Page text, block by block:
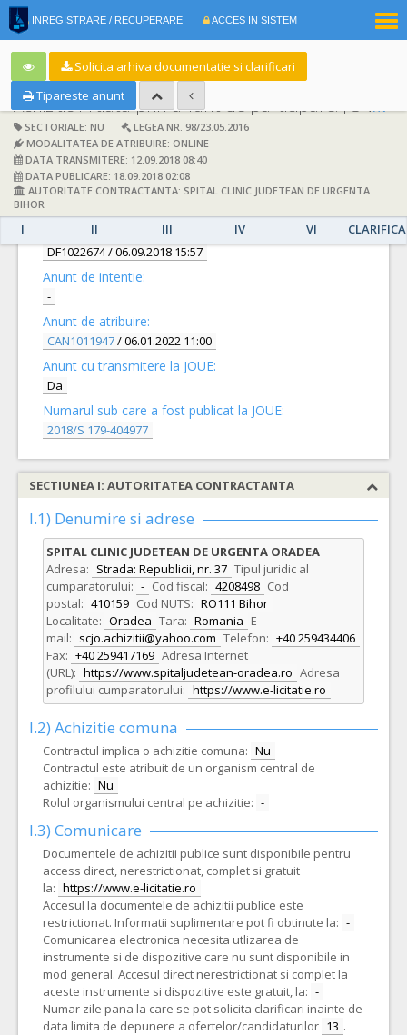
INREGISTRARE / RECUPERARE ACCES IN SISTEM
Solicita arhiva documentatie si clarificari
Tipareste anunt
Achizitie initiata prin anunt de participare:[CN1004128] -
SECTORIALE: NU
LEGEA NR. 98/23.05.2016
MODALITATEA DE ATRIBUIRE: ONLINE
DATA TRANSMITERE: 12.09.2018 08:40
DATA PUBLICARE: 18.09.2018 02:08
AUTORITATE CONTRACTANTA: SPITAL CLINIC JUDETEAN DE URGENTA
BIHOR
I II III IV VI
DETALII
Documentatie de atribuire:
DF1022674/ 06.09.2018 15:57
Anunt de intentie:
-
Anunt de atribuire:
CAN1011947/ 06.01.2022 11:00
Anunt cu transmitere la JOUE:
Da
Numarul sub care a fost publicat la JOUE:
2018/S 179-404977
SECTIUNEA I: AUTORITATEA CONTRACTANTA
I.1) Denumire si adrese
SPITAL CLINIC JUDETEAN DE URGENTA ORADEA
Adresa: Strada: Republicii, nr. 37 Tipul juridic al
cumparatorului: - Cod fiscal: 4208498 Cod
postal: 410159 Cod NUTS: RO111 Bihor
Localitate: Oradea Tara: Romania E-
mail: scjo.achizitii@yahoo.com Telefon: +40 259434406
Fax: +40 259417169 Adresa Internet
(URL): https://www.spitaljudetean-oradea.ro Adresa
profilului cumparatorului: https://www.e-licitatie.ro
I.2) Achizitie comuna
Contractul implica o achizitie comuna: Nu
Contractul este atribuit de un organism central de
achizitie: Nu
Rolul organismului central pe achizitie: -
I.3) Comunicare
Documentele de achizitii publice sunt disponibile pentru
access direct, nerestrictionat, complet si gratuit
la: https://www.e-licitatie.ro
Accesul la documentele de achizitii publice este
restrictionat. Informatii suplimentare pot fi obtinute la: -
Comunicarea electronica necesita utlizarea de
instrumente si de dispozitive care nu sunt disponibile in
mod general. Accesul direct nerestrictionat si complet la
aceste instrumente si dispozitive este gratuit, la: -
Numar zile pana la care se pot solicita clarificari inainte de
data limita de depunere a ofertelor/candidaturilor 13 .